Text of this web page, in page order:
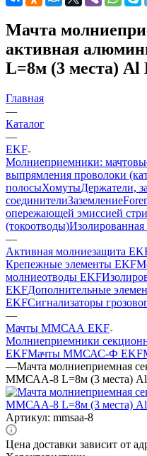
Мачта
активная
L=8м (3 места) Al
Главная
—
Каталог
—
EKF
Молниеприемники:
выпрямления проволоки
полосыХомутыДержатели,
соединителиЗаземление
опережающей эмиссией
(токоотводы)
—
Активная молниезащита
Крепежные элементы EKF
молниеотводы EKF
EKFДополнительные
EKFСигнализаторы
—
Мачты ММСАА EKF
Молниеприемники
EKFМачты ММСАС-Ф EKF
—Мачта молниеприемная
ММСАА-8 L=8м (3 места) Al
Артикул: mmsaa-8
Цена доставки зависит от